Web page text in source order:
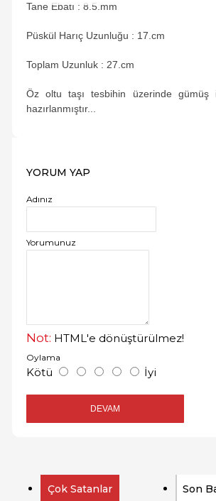
Tane Ebatı : 8.5.mm
Püskül Harıç Uzunluğu : 17.cm
Toplam Uzunluk : 27.cm
Öz oltu taşı tesbihin üzerinde gümüş
hazırlanmıştır...
YORUM YAP
Adınız
Yorumunuz
Not: HTML'e dönüştürülmez!
Oylama
Kötü İyi
DEVAM
Çok Satanlar Son